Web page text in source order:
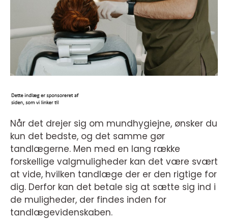
Når det drejer sig om mundhygiejne, ønsker du
kun det bedste, og det samme gør
tandlægerne. Men med en lang række
forskellige valgmuligheder kan det være svært
at vide, hvilken tandlæge der er den rigtige for
dig. Derfor kan det betale sig at sætte sig ind i
de muligheder, der findes inden for
tandlægevidenskaben.